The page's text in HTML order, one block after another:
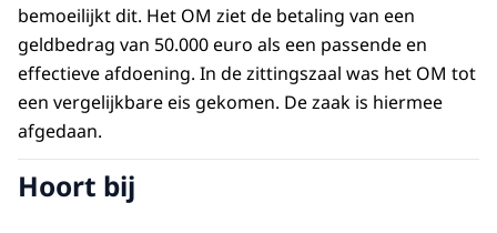
bemoeilijkt dit. Het OM ziet de betaling van een
geldbedrag van 50.000 euro als een passende en
effectieve afdoening. In de zittingszaal was het OM tot
een vergelijkbare eis gekomen. De zaak is hiermee
afgedaan.
Hoort bij